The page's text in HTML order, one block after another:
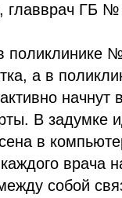
главврач ГБ №
поликлинике
а в
начнут
В задумке
в
врача
собой